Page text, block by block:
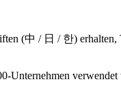
(中 / 日 / 한) erhalten,
Unternehmen